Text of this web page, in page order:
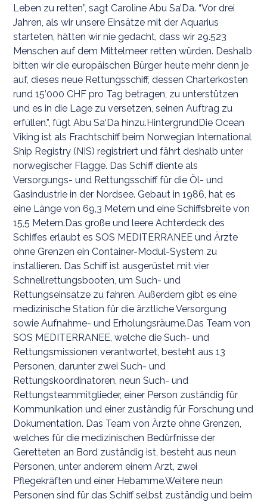
Leben zu retten”, sagt Caroline Abu Sa’Da. “Vor drei
Jahren, als wir unsere Einsätze mit der Aquarius
starteten, hätten wir nie gedacht, dass wir 29.523
Menschen auf dem Mittelmeer retten würden. Deshalb
bitten wir die europäischen Bürger heute mehr denn je
auf, dieses neue Rettungsschiff, dessen Charterkosten
rund 15’000 CHF pro Tag betragen, zu unterstützen
und es in die Lage zu versetzen, seinen Auftrag zu
erfüllen.”, fügt Abu Sa‘Da hinzu.HintergrundDie Ocean
Viking ist als Frachtschiff beim Norwegian International
Ship Registry (NIS) registriert und fährt deshalb unter
norwegischer Flagge. Das Schiff diente als
Versorgungs- und Rettungsschiff für die Öl- und
Gasindustrie in der Nordsee. Gebaut in 1986, hat es
eine Länge von 69,3 Metern und eine Schiffsbreite von
15,5 Metern.Das große und leere Achterdeck des
Schiffes erlaubt es SOS MEDITERRANEE und Ärzte
ohne Grenzen ein Container-Modul-System zu
installieren. Das Schiff ist ausgerüstet mit vier
Schnellrettungsbooten, um Such- und
Rettungseinsätze zu fahren. Außerdem gibt es eine
medizinische Station für die ärztliche Versorgung
sowie Aufnahme- und Erholungsräume.Das Team von
SOS MEDITERRANEE, welche die Such- und
Rettungsmissionen verantwortet, besteht aus 13
Personen, darunter zwei Such- und
Rettungskoordinatoren, neun Such- und
Rettungsteammitglieder, einer Person zuständig für
Kommunikation und einer zuständig für Forschung und
Dokumentation. Das Team von Ärzte ohne Grenzen,
welches für die medizinischen Bedürfnisse der
Geretteten an Bord zuständig ist, besteht aus neun
Personen, unter anderem einem Arzt, zwei
Pflegekräften und einer Hebamme.Weitere neun
Personen sind für das Schiff selbst zuständig und beim